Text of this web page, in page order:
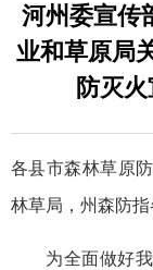
河州委宣传
业和草原局
防灭
各县市森林草原
林草局，州森防指
为全面做好